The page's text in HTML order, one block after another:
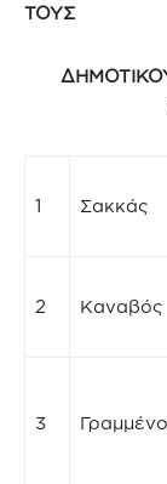
ΤΟΥΣ
1 Σακκάς
2 Καναβός
3